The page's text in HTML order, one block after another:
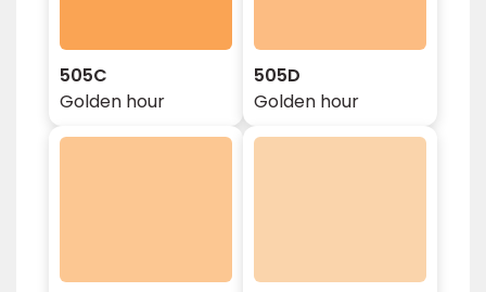
505C
Golden hour
505D
Golden hour